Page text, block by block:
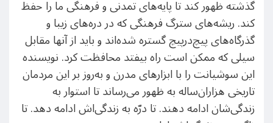
گذشته ظهور کند تا پایه‌های تمدنی و فرهنگی ما را حفظ
کند. ریشه‌های سترگ فرهنگی که در دره‌های زیبا و
گذرگاه‌های پیچ‌درپیچ گستره‌ شده‌اند و باید از آنها مقابل
سیلی که ممکن است راه بیفتد محافظت کرد. نویسنده
این سوشیانت را با ابزارهای مدرن و به‌روز بر این مردمان
تاریخی هزاران‌ساله به ظهور می‌رساند تا استوار به
زندگی‌شان ادامه دهند. تا درّه به زندگی‌اش ادامه دهد. تا